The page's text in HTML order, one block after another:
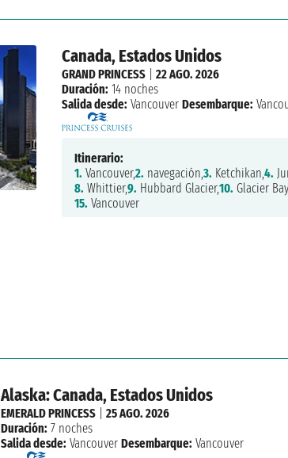
Canada, Estados Unidos
GRAND PRINCESS| 22 AGO. 2026
Duración: 14 noches
Salida desde: Vancouver Desembarque:
Itinerario:
1. Vancouver,2. navegación,3. Ketchikan,4.
8. Whittier,9. Hubbard Glacier,10. Glacier
15. Vancouver
Alaska: Canada, Estados Unidos
EMERALD PRINCESS |25 AGO. 2026
Duración: 7 noches
Salida desde: Vancouver Desembarque: Vancouver